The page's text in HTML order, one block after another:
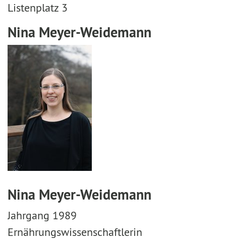
Listenplatz 3
Nina Meyer-Weidemann
Nina Meyer-Weidemann
Jahrgang 1989
Ernährungswissenschaftlerin